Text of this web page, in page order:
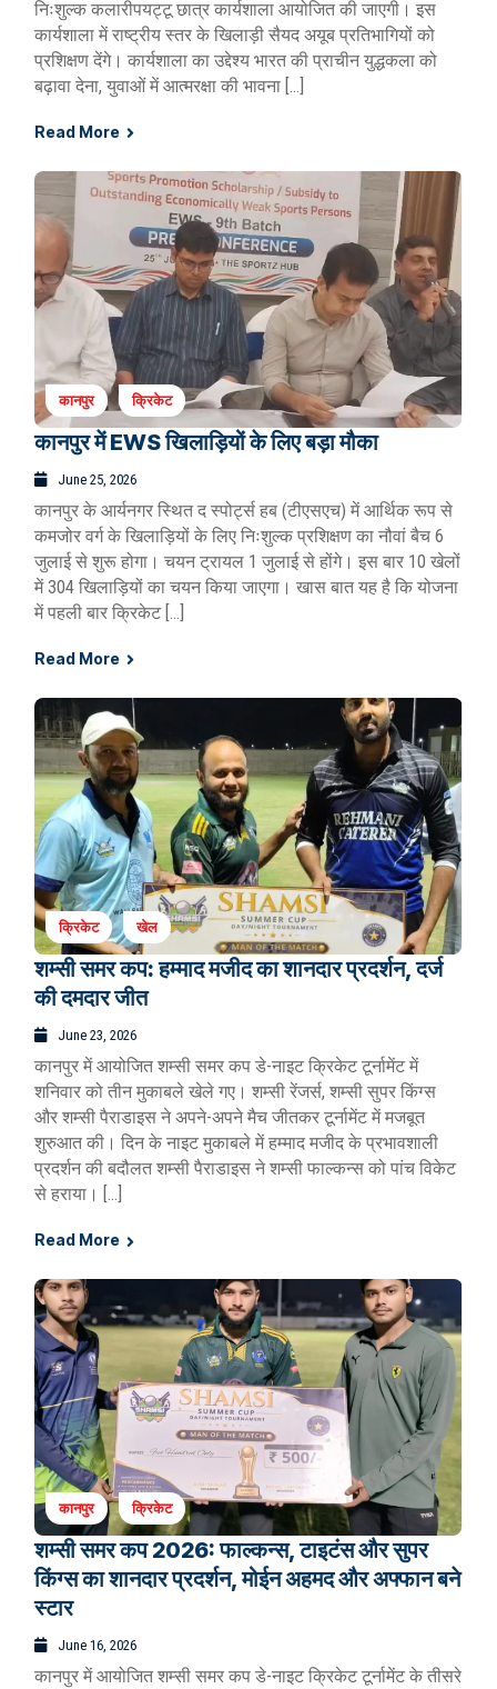
निःशुल्क कलारीपयट्टू छात्र कार्यशाला आयोजित की जाएगी। इस
कार्यशाला में राष्ट्रीय स्तर के खिलाड़ी सैयद अयूब प्रतिभागियों को
प्रशिक्षण देंगे। कार्यशाला का उद्देश्य भारत की प्राचीन युद्धकला को
बढ़ावा देना, युवाओं में आत्मरक्षा की भावना […]
Read More
कानपुर क्रिकेट
कानपुर में EWS खिलाड़ियों के लिए बड़ा मौका
June 25, 2026
कानपुर के आर्यनगर स्थित द स्पोर्ट्स हब (टीएसएच) में आर्थिक रूप से
कमजोर वर्ग के खिलाड़ियों के लिए निःशुल्क प्रशिक्षण का नौवां बैच 6
जुलाई से शुरू होगा। चयन ट्रायल 1 जुलाई से होंगे। इस बार 10 खेलों
में 304 खिलाड़ियों का चयन किया जाएगा। खास बात यह है कि योजना
में पहली बार क्रिकेट […]
Read More
क्रिकेट खेल
शम्सी समर कप: हम्माद मजीद का शानदार प्रदर्शन, दर्ज
की दमदार जीत
June 23, 2026
कानपुर में आयोजित शम्सी समर कप डे-नाइट क्रिकेट टूर्नामेंट में
शनिवार को तीन मुकाबले खेले गए। शम्सी रेंजर्स, शम्सी सुपर किंग्स
और शम्सी पैराडाइस ने अपने-अपने मैच जीतकर टूर्नामेंट में मजबूत
शुरुआत की। दिन के नाइट मुकाबले में हम्माद मजीद के प्रभावशाली
प्रदर्शन की बदौलत शम्सी पैराडाइस ने शम्सी फाल्कन्स को पांच विकेट
से हराया। […]
Read More
कानपुर क्रिकेट
शम्सी समर कप 2026: फाल्कन्स, टाइटंस और सुपर
किंग्स का शानदार प्रदर्शन, मोईन अहमद और अफ्फान बने
स्टार
June 16, 2026
कानपुर में आयोजित शम्सी समर कप डे-नाइट क्रिकेट टूर्नामेंट के तीसरे